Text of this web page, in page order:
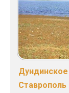
Ставрополь